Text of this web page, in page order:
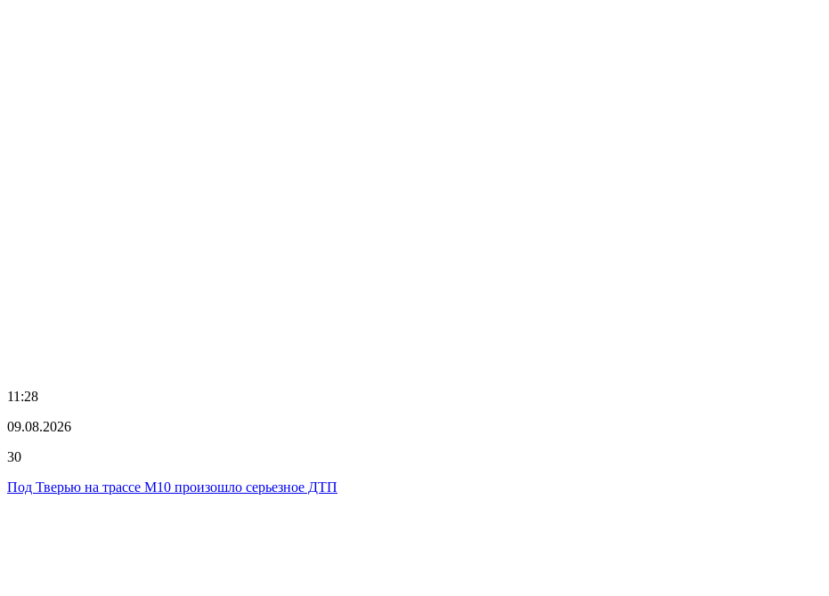
11:28
09.08.2026
30
Под Тверью на трассе М10 произошло серьезное ДТП